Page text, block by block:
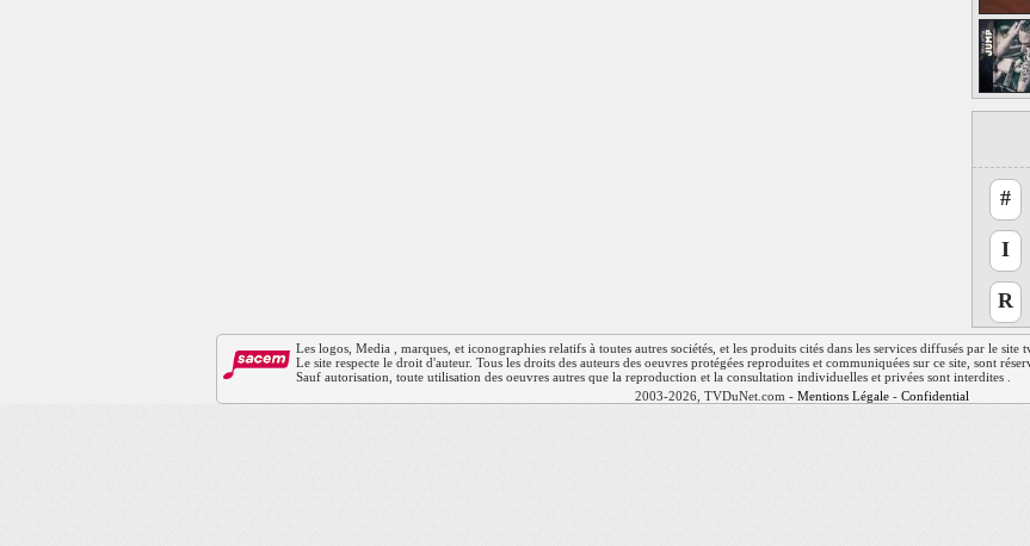
#
I
R
Les logos, Media , marques, et iconographies relatifs à toutes autres sociétés, et les produits cités dans les services diffusés par le
Le site respecte le droit d'auteur. Tous les droits des auteurs des oeuvres protégées reproduites et communiquées sur ce site, sont
Sauf autorisation, toute utilisation des oeuvres autres que la reproduction et la consultation individuelles et privées sont interdites .
2003-2026, TVDuNet.com - Mentions Légale - Confidentialité